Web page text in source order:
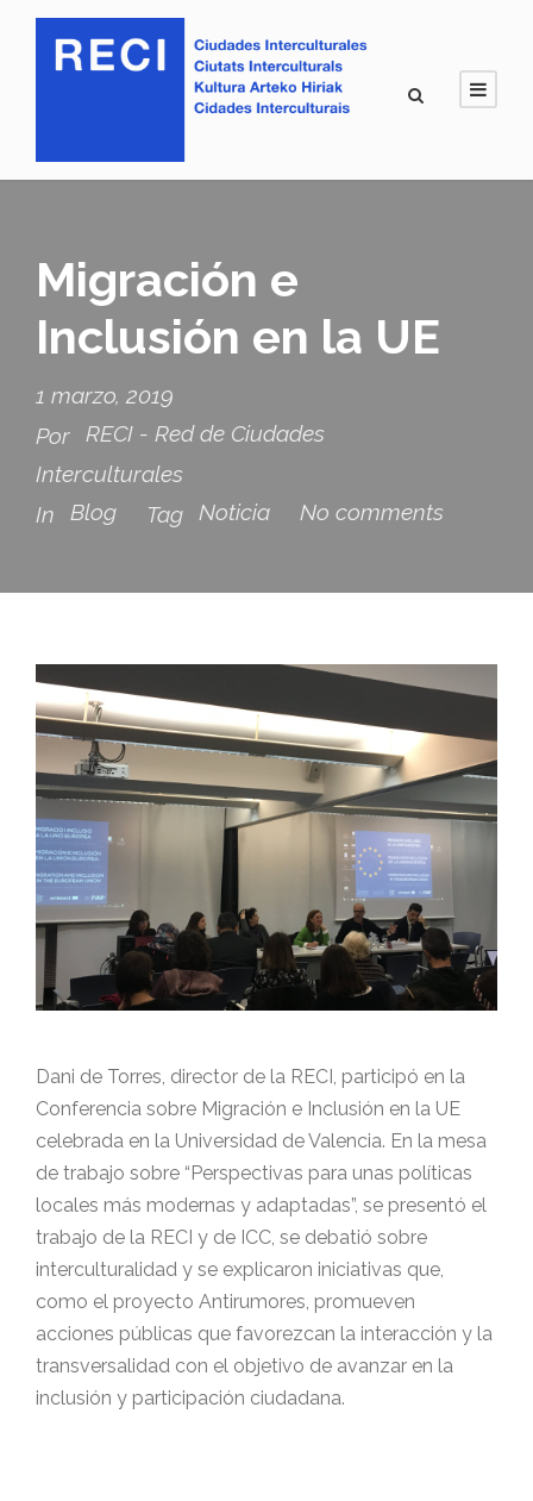
Migración e
Inclusión en la UE
1 marzo, 2019
Por
RECI - Red de Ciudades
Interculturales
In
Blog Tag Noticia No comments
Dani de Torres, director de la RECI, participó en la
Conferencia sobre Migración e Inclusión en la UE
celebrada en la Universidad de Valencia. En la mesa
de trabajo sobre “Perspectivas para unas políticas
locales más modernas y adaptadas”, se presentó el
trabajo de la RECI y de ICC, se debatió sobre
interculturalidad y se explicaron iniciativas que,
como el proyecto Antirumores, promueven
acciones públicas que favorezcan la interacción y la
transversalidad con el objetivo de avanzar en la
inclusión y participación ciudadana.